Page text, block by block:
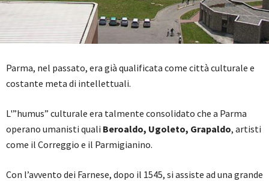
Parma, nel passato, era già qualificata come città culturale e
costante meta di intellettuali.
L'”humus” culturale era talmente consolidato che a Parma
operano umanisti quali Beroaldo, Ugoleto, Grapaldo, artisti
come il Correggio e il Parmigianino.
Con l’avvento dei Farnese, dopo il 1545, si assiste ad una grande